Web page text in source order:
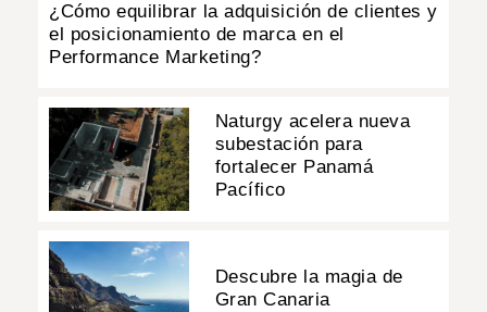
¿Cómo equilibrar la adquisición de clientes y
el posicionamiento de marca en el
Performance Marketing?
Naturgy acelera nueva
subestación para
fortalecer Panamá
Pacífico
Descubre la magia de
Gran Canaria